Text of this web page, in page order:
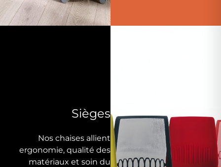
Sièges
Nos chaises allient
ergonomie, qualité des
matériaux et soin du